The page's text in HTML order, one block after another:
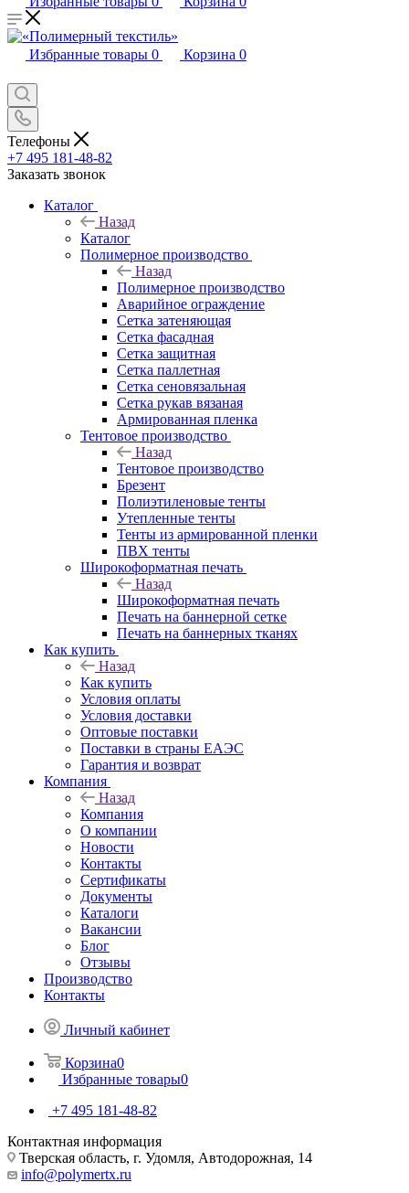
Избранные товары 0 Корзина 0
Телефоны
+7 495 181-48-82
Заказать звонок
Каталог
Назад
Каталог
Полимерное производство
Назад
Полимерное производство
Аварийное ограждение
Сетка затеняющая
Сетка фасадная
Сетка защитная
Сетка паллетная
Сетка сеновязальная
Сетка рукав вязаная
Армированная пленка
Тентовое производство
Назад
Тентовое производство
Брезент
Полиэтиленовые тенты
Утепленные тенты
Тенты из армированной пленки
ПВХ тенты
Широкоформатная печать
Назад
Широкоформатная печать
Печать на баннерной сетке
Печать на баннерных тканях
Как купить
Назад
Как купить
Условия оплаты
Условия доставки
Оптовые поставки
Поставки в страны ЕАЭС
Гарантия и возврат
Компания
Назад
Компания
О компании
Новости
Контакты
Сертификаты
Документы
Каталоги
Вакансии
Блог
Отзывы
Производство
Контакты
Личный кабинет
Корзина0
Избранные товары0
+7 495 181-48-82
Контактная информация
Тверская область, г. Удомля, Автодорожная, 14
info@polymertx.ru